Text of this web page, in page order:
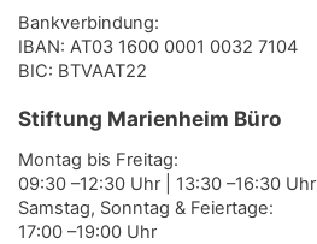
Bankverbindung:
IBAN: AT03 1600 0001 0032 7104
BIC: BTVAAT22
Stiftung Marienheim Büro
Montag bis Freitag:
09:30 –12:30 Uhr | 13:30 –16:30 Uhr
Samstag, Sonntag & Feiertage:
17:00 –19:00 Uhr